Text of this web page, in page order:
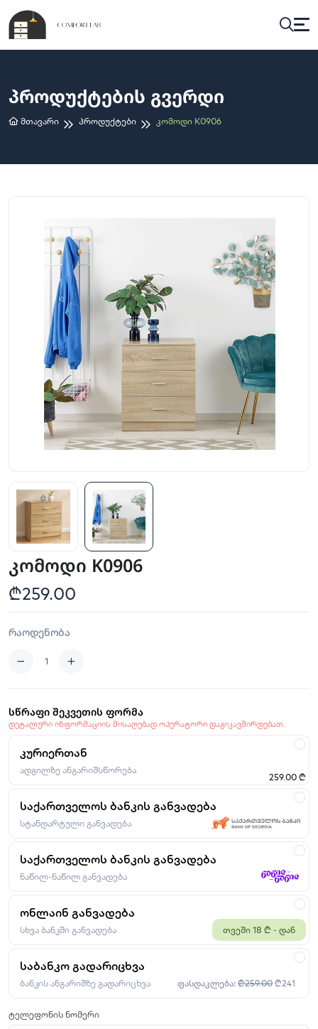
Პროდუქტების Გვერდი
Მთავარი Პროდუქტები Კომოდი K0906
კომოდი K0906
₾259.00
რაოდენობა
სწრაფი შეკვეთის ფორმა
დეტალური ინფორმაციის მისაღებად ოპერატორი დაგიკავშირდებათ.
კურიერთან
ადგილზე ანგარიშსწორება
259.00 ₾
საქართველოს ბანკის განვადება
სტანდარტული განვადება
საქართველოს ბანკის განვადება
ნაწილ-ნაწილ განვადება
ონლაინ განვადება
სხვა ბანკში განვადება თვეში 18 ₾ - დან
საბანკო გადარიცხვა
ბანკის ანგარიშზე გადარიცხვა ფასდაკლება: ₾259.00 ₾241
ტელეფონის ნომერი